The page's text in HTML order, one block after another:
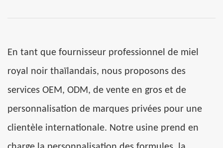
En tant que fournisseur professionnel de miel
royal noir thaïlandais, nous proposons des
services OEM, ODM, de vente en gros et de
personnalisation de marques privées pour une
clientèle internationale. Notre usine prend en